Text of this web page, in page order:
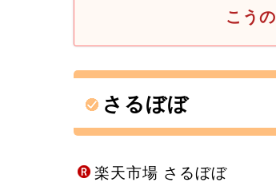
こう
さるぼぼ
楽天市場 さるぼぼ